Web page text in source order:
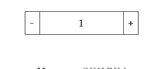
- +